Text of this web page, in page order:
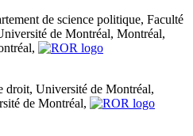
de science politique, Faculté
de Montréal, Montréal,
droit, Université de Montréal,
de Montréal,